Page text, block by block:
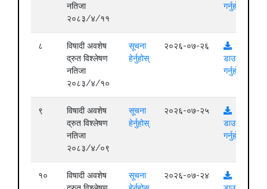
नतिजा
२०८३/४/११
गर्नुहोस्
८
विषादी अवशेष
द्रुत विश्लेषण
नतिजा
२०८३/४/१०
सूचना
हेर्नुहोस्
२०२६-०७-२६
डाउनलोड
गर्नुहोस्
९
विषादी अवशेष
द्रुत विश्लेषण
नतिजा
२०८३/४/०९
सूचना
हेर्नुहोस्
२०२६-०७-२५
डाउनलोड
गर्नुहोस्
१०
विषादी अवशेष
सूचना
२०२६-०७-२४